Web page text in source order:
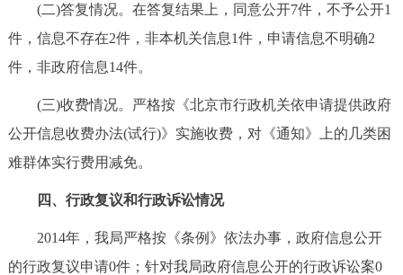
(二)答复情况。在答复结果上，同意公开7件，不予公开1
件，信息不存在2件，非本机关信息1件，申请信息不明确2
件，非政府信息14件。
(三)收费情况。严格按《北京市行政机关依申请提供政府
公开信息收费办法(试行)》实施收费，对《通知》上的几类困
难群体实行费用减免。
四、行政复议和行政诉讼情况
2014年，我局严格按《条例》依法办事，政府信息公开
的行政复议申请0件；针对我局政府信息公开的行政诉讼案0